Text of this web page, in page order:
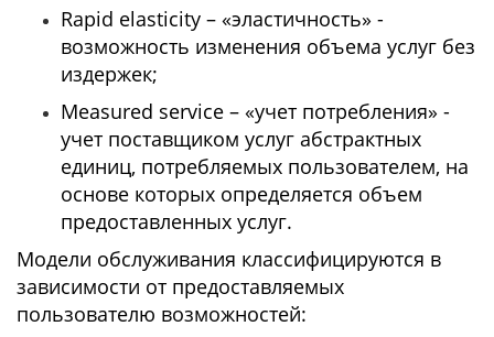
Rapid elasticity – «эластичность» -
возможность изменения объема услуг без
издержек;
Measured service – «учет потребления» -
учет поставщиком услуг абстрактных
единиц, потребляемых пользователем, на
основе которых определяется объем
предоставленных услуг.
Модели обслуживания классифицируются в
зависимости от предоставляемых
пользователю возможностей: